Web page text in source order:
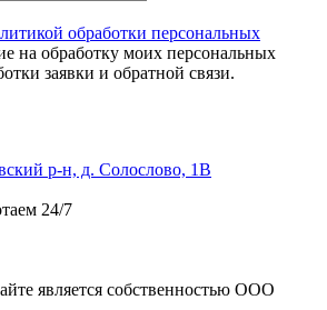
обработки персональных
на обработку моих персональных
заявки и обратной связи.
р-н, д. Солослово, 1В
24/7
является собственностью ООО